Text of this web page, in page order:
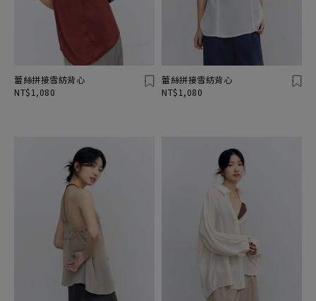
蕾絲拼接雪紡背心
NT$1,080
蕾絲拼接雪紡背心
NT$1,080